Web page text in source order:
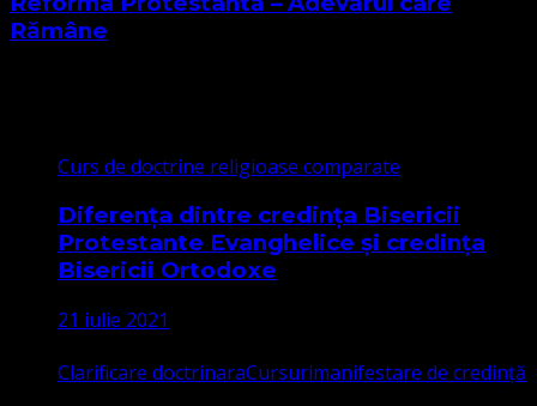
Rămâne
Curs de doctrine religioase comparate
Diferența dintre credința Bisericii
Protestante Evanghelice și credința
Bisericii Ortodoxe
21 iulie 2021
Clarificare doctrinaraCursurimanifestare de credință